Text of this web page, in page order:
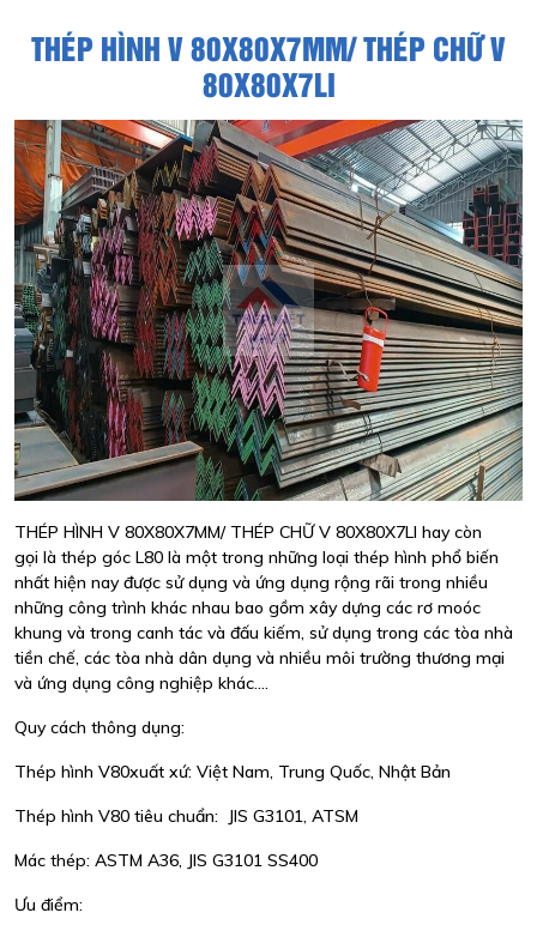
THÉP HÌNH V 80X80X7MM/ THÉP CHỮ V
80X80X7LI
THÉP HÌNH V 80X80X7MM/ THÉP CHỮ V 80X80X7LI hay còn
gọi là thép góc L80 là một trong những loại thép hình phổ biến
nhất hiện nay được sử dụng và ứng dụng rộng rãi trong nhiều
những công trình khác nhau bao gồm xây dựng các rơ moóc
khung và trong canh tác và đấu kiếm, sử dụng trong các tòa nhà
tiền chế, các tòa nhà dân dụng và nhiều môi trường thương mại
và ứng dụng công nghiệp khác....
Quy cách thông dụng:
Thép hình V80xuất xứ: Việt Nam, Trung Quốc, Nhật Bản
Thép hình V80 tiêu chuẩn: JIS G3101, ATSM
Mác thép: ASTM A36, JIS G3101 SS400
Ưu điểm: